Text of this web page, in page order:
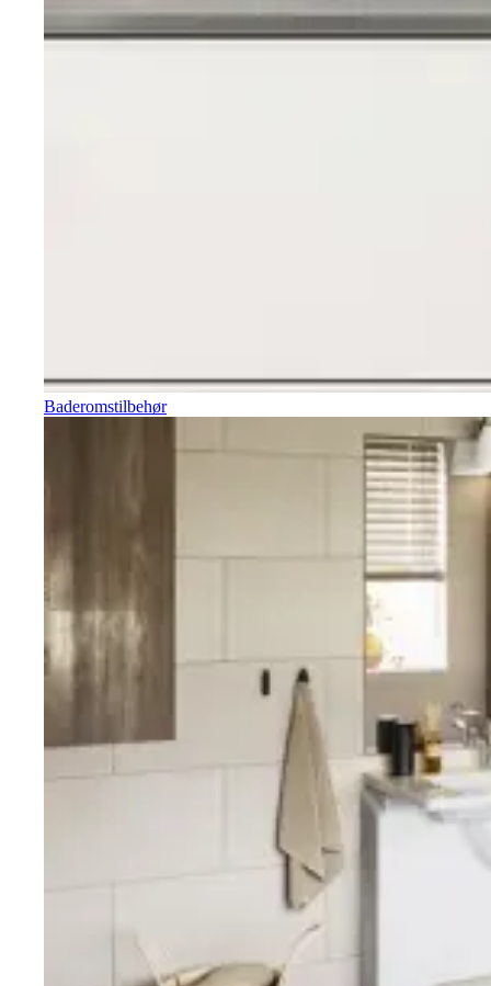
Baderomstilbehør